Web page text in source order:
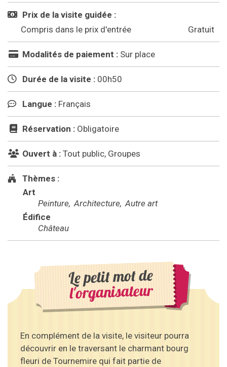
Prix de la visite guidée :
Compris dans le prix d'entrée
Gratuit
Modalités de paiement : Sur place
Durée de la visite : 00h50
Langue : Français
Réservation : Obligatoire
Ouvert à : Tout public, Groupes
Thèmes :
Art
Peinture Architecture Autre art
Édifice
Château
Le petit mot de
l'organisateur
En complément de la visite, le visiteur pourra
découvrir en le traversant le charmant bourg
fleuri de Tournemire qui fait partie de